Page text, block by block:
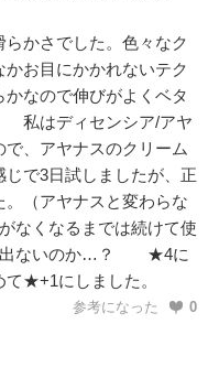
かさでした。色々なク
お目にかかれないテク
なので伸びがよくベタ
私はディセンシア/アヤ
、アヤナスのクリーム
で3日試しましたが、正
（アヤナスと変わらな
なくなるまでは続けて使
が出ないのか…？ ★4に
て★+1にしました。
参考になった 0